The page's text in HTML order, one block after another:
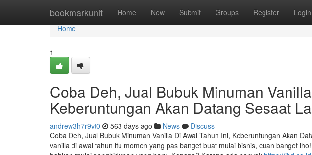
bookmarkunit Home New Submit Groups Register Login
Home
Home
1
Coba Deh, Jual Bubuk Minuman
Keberuntungan Akan Datang Sesaat
andrew3h7r9vt0 563 days ago News
Discuss
Coba Deh, Jual Bubuk Minuman Vanilla Di Awal Tahun Ini, Keberuntungan Akan
vanilla di awal tahun itu momen yang pas banget buat mulai bisnis, cuan banget